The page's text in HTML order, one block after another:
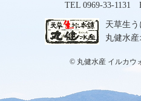
TEL 0969-33-1131
天草生
丸健水
© 丸健水産 イルカウ